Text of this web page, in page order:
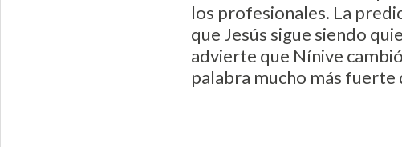
los profesionales. La
que Jesús sigue siendo
advierte que Nínive
palabra mucho más